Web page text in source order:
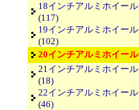
18インチアルミホイール
(117)
19インチアルミホイール
(102)
20インチアルミホイール
21インチアルミホイール
(18)
22インチアルミホイール
(46)